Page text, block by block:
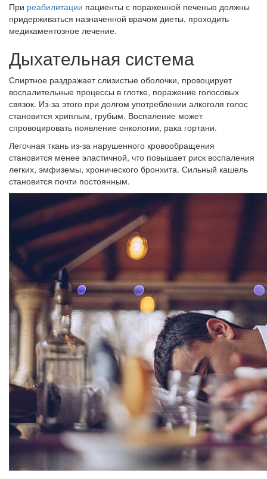
При реабилитации пациенты с пораженной печенью должны
придерживаться назначенной врачом диеты, проходить
медикаментозное лечение.
Дыхательная система
Спиртное раздражает слизистые оболочки, провоцирует
воспалительные процессы в глотке, поражение голосовых
связок. Из-за этого при долгом употреблении алкоголя голос
становится хриплым, грубым. Воспаление может
спровоцировать появление онкологии, рака гортани.
Легочная ткань из-за нарушенного кровообращения
становится менее эластичной, что повышает риск воспаления
легких, эмфиземы, хронического бронхита. Сильный кашель
становится почти постоянным.